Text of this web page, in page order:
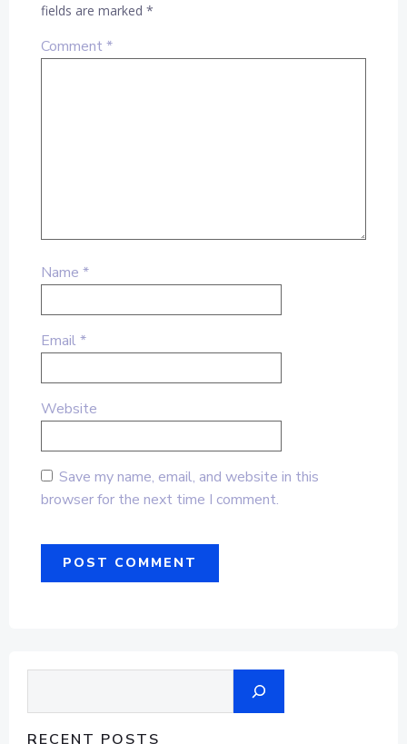
fields are marked *
Comment *
Name *
Email *
Website
Save my name, email, and website in this
browser for the next time I comment.
RECENT POSTS